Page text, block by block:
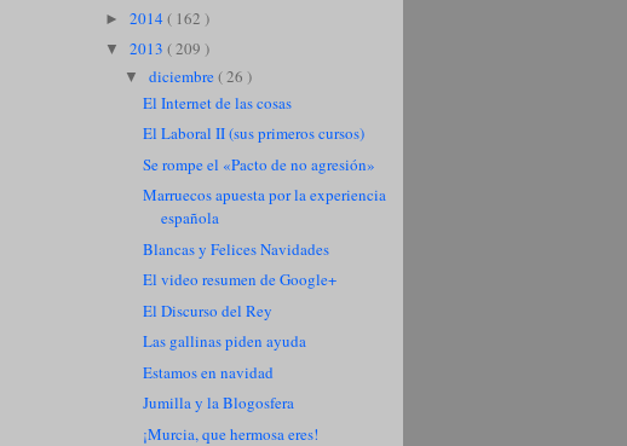
► 2014 ( 162 )
▼ 2013 ( 209 )
▼ diciembre( 26 )
El Internet de las cosas
El Laboral II (sus primeros cursos)
Se rompe el «Pacto de no agresión»
Marruecos apuesta por la experiencia
española
Blancas y Felices Navidades
El video resumen de Google+
El Discurso del Rey
Las gallinas piden ayuda
Estamos en navidad
Jumilla y la Blogosfera
¡Murcia, que hermosa eres!